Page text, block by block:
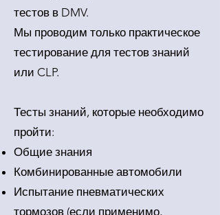
тестов в DMV.
Мы проводим только практическое
тестирование для тестов знаний
или CLP.
Тесты знаний, которые необходимо
пройти:
Общие знания
Комбинированные автомобили
Испытание пневматических
тормозов (если применимо,